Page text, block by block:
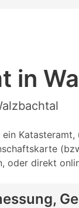
in
oder direkt